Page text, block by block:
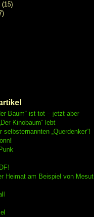
(15)
Baum“ ist tot – jetzt aber
Kinobaum“ lebt
selbsternannten „Querdenker“!
Heimat am Beispiel von Mesut